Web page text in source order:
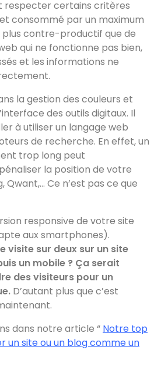
respecter certains critères
consommé par un maximum
plus contre-productif que de
qui ne fonctionne pas bien,
et les informations ne
la gestion des couleurs et
des outils digitaux. Il
à utiliser un langage web
de recherche. En effet, un
trop long peut
la position de votre
Qwant,… Ce n’est pas ce que
responsive de votre site
aux smartphones).
visite sur deux sur un site
un mobile ? Ça serait
des visiteurs pour un
D’autant plus que c’est
dans notre article “ Notre top
un site ou un blog comme un